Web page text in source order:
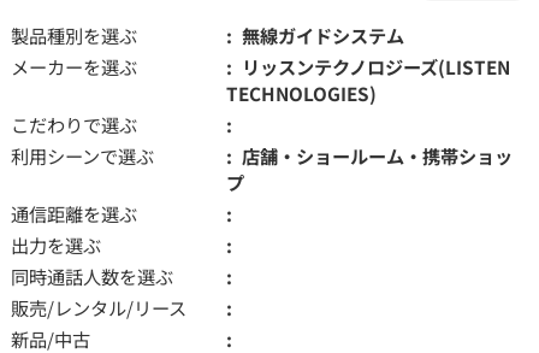
製品種別を選ぶ
無線ガイドシステム
メーカーを選ぶ
リッスンテクノロジーズ(LISTEN
TECHNOLOGIES)
こだわりで選ぶ
利用シーンで選ぶ
店舗・ショールーム・携帯ショッ
プ
通信距離を選ぶ
出力を選ぶ
同時通話人数を選ぶ
販売/レンタル/リース
新品/中古